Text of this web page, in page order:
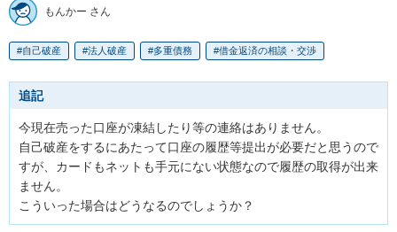
もんかー さん
自己破産 法人破産 多重債務 借金返済の相談・交渉
追記
今現在売った口座が凍結したり等の連絡はありません。
自己破産をするにあたって口座の履歴等提出が必要だと思うので
すが、カードもネットも手元にない状態なので履歴の取得が出来
ません。
こういった場合はどうなるのでしょうか？